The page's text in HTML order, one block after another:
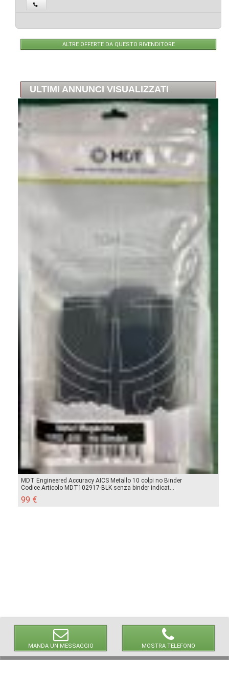
MANDA UN MESSAGGIO MOSTRA TELEFONO
ALTRE OFFERTE DA QUESTO RIVENDITORE
ULTIMI ANNUNCI VISUALIZZATI
MDT Engineered Accuracy AICS Metallo 10 colpi no Binder
Codice Articolo MDT102917-BLK senza binder indicat...
99 €